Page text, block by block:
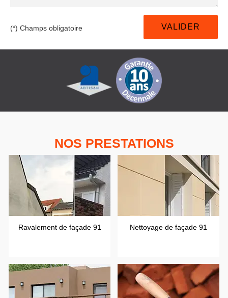
(*) Champs obligatoire
NOS PRESTATIONS
Ravalement de façade 91 Nettoyage de façade 91